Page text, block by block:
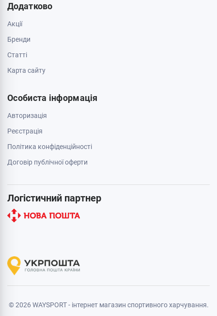
Додатково
Акції
Бренди
Cтатті
Карта сайту
Особиста інформація
Авторизація
Реєстрація
Політика конфіденційності
Договір публічної оферти
Логістичний партнер
© 2026 WAYSPORT - інтернет магазин спортивного харчування.